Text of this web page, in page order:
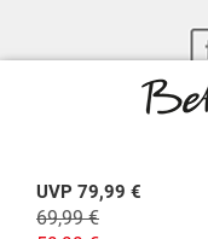
UVP 79,99 €
69,99 €
DATENSCHUTZ-